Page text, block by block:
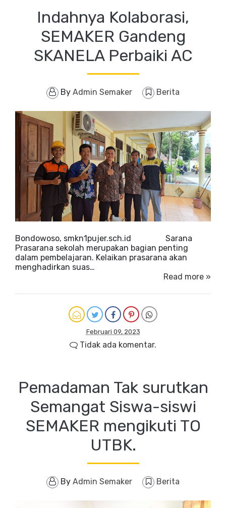
Indahnya Kolaborasi,
SEMAKER Gandeng
SKANELA Perbaiki AC
By Admin Semaker Berita
Bondowoso, smkn1pujer.sch.id Sarana
Prasarana sekolah merupakan bagian penting
dalam pembelajaran. Kelaikan prasarana akan
menghadirkan suas…
Read more »
Februari 09, 2023
Tidak ada komentar.
Pemadaman Tak surutkan
Semangat Siswa-siswi
SEMAKER mengikuti TO
UTBK.
By Admin Semaker Berita